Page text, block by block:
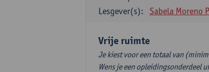
Lesgever(s):
Sabela Moreno
Vrije ruimte
Je kiest voor een totaal van
Wens je een opleidingsonderdeel